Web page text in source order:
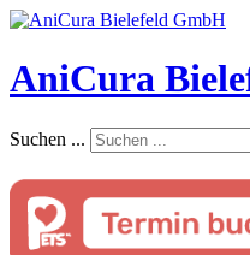
AniCura
Suchen ...